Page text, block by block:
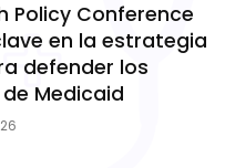
Policy Conference
en la estrategia
defender los
Medicaid